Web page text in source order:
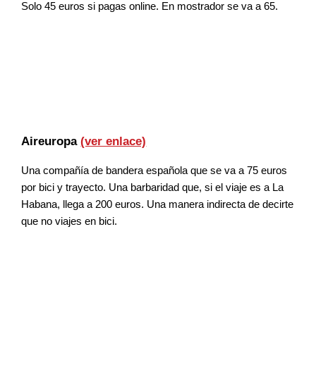
Solo 45 euros si pagas online. En mostrador se va a 65.
Aireuropa(ver enlace)
Una compañía de bandera española que se va a 75 euros
por bici y trayecto. Una barbaridad que, si el viaje es a La
Habana, llega a 200 euros. Una manera indirecta de decirte
que no viajes en bici.